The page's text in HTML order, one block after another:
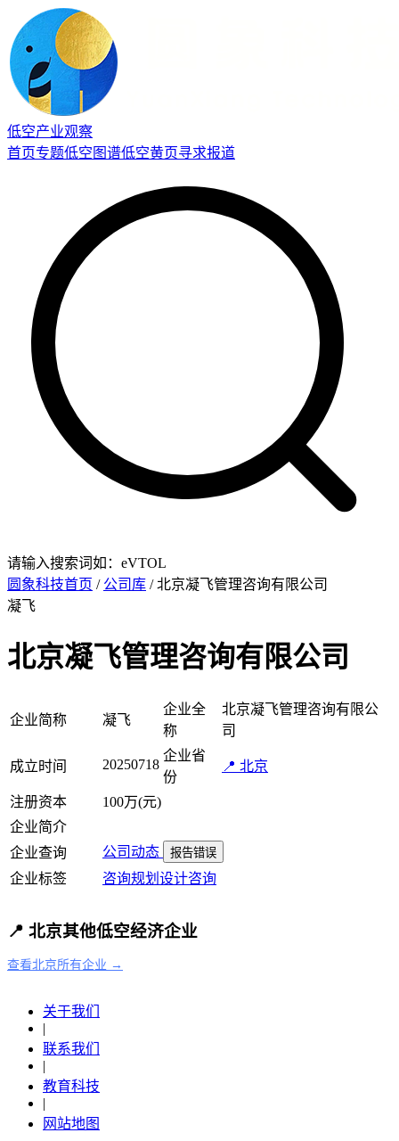
低空产业观察
首页专题低空图谱低空黄页寻求报道
请输入搜索词如：eVTOL
圆象科技首页 / 公司库 / 北京凝飞管理咨询有限公司
凝飞
北京凝飞管理咨询有限公司
企业简称 凝飞
企业全
称
北京凝飞管理咨询有限公
司
成立时间 20250718
企业省
份
📍 北京
注册资本
100万(元)
企业简介
企业查询
公司动态 报告错误
企业标签 咨询规划设计咨询
📍 北京其他低空经济企业
查看北京所有企业 →
关于我们
|
联系我们
|
教育科技
|
网站地图